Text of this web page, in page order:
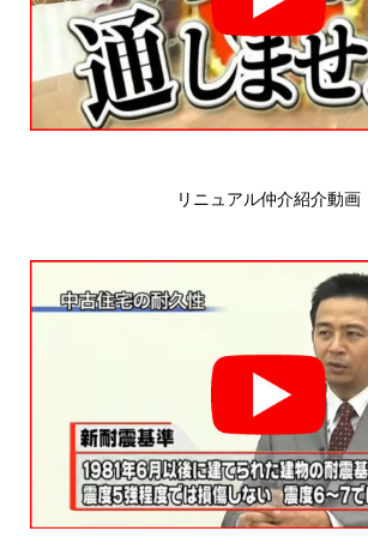
リニュアル仲介紹介動画